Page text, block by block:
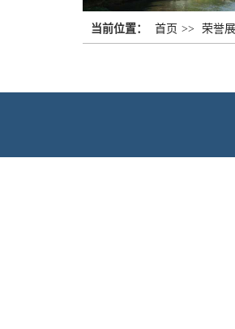
当前位置： 首页 >> 荣誉